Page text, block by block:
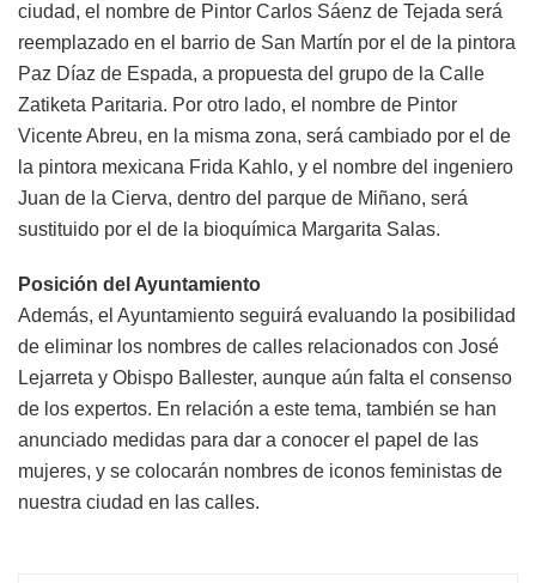
ciudad, el nombre de Pintor Carlos Sáenz de Tejada será
reemplazado en el barrio de San Martín por el de la pintora
Paz Díaz de Espada, a propuesta del grupo de la Calle
Zatiketa Paritaria. Por otro lado, el nombre de Pintor
Vicente Abreu, en la misma zona, será cambiado por el de
la pintora mexicana Frida Kahlo, y el nombre del ingeniero
Juan de la Cierva, dentro del parque de Miñano, será
sustituido por el de la bioquímica Margarita Salas.
Posición del Ayuntamiento
Además, el Ayuntamiento seguirá evaluando la posibilidad
de eliminar los nombres de calles relacionados con José
Lejarreta y Obispo Ballester, aunque aún falta el consenso
de los expertos. En relación a este tema, también se han
anunciado medidas para dar a conocer el papel de las
mujeres, y se colocarán nombres de iconos feministas de
nuestra ciudad en las calles.